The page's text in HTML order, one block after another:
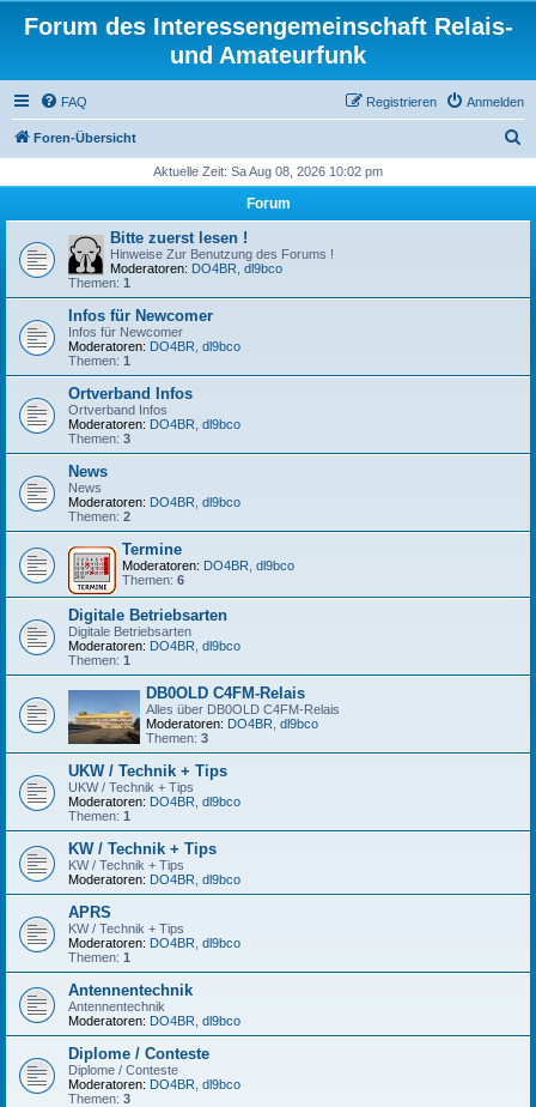
Forum des Interessengemeinschaft Relais-
und Amateurfunk
FAQ Anmelden
Registrieren
Foren-Übersicht
h
Aktuelle Zeit: Sa Aug 08, 2026 10:02 pm
Forum
Bitte zuerst lesen !
Hinweise Zur Benutzung des Forums !
Moderatoren: DO4BR dl9bco
Themen: 1
Infos für Newcomer
Infos für Newcomer
Moderatoren: DO4BR dl9bco
Themen: 1
Ortverband Infos
Ortverband Infos
Moderatoren: DO4BR dl9bco
Themen: 3
News
News
Moderatoren: DO4BR dl9bco
Themen: 2
Termine
Moderatoren: DO4BR dl9bco
Themen: 6
Digitale Betriebsarten
Digitale Betriebsarten
Moderatoren: DO4BR dl9bco
Themen: 1
DB0OLD C4FM-Relais
Alles über DB0OLD C4FM-Relais
Moderatoren: DO4BR dl9bco
Themen: 3
UKW / Technik + Tips
UKW / Technik + Tips
Moderatoren: DO4BR dl9bco
Themen: 1
KW / Technik + Tips
KW / Technik + Tips
Moderatoren: DO4BR dl9bco
APRS
KW / Technik + Tips
Moderatoren: DO4BR dl9bco
Themen: 1
Antennentechnik
Antennentechnik
Moderatoren: DO4BR dl9bco
Diplome / Conteste
Diplome / Conteste
Moderatoren: DO4BR dl9bco
Themen: 3